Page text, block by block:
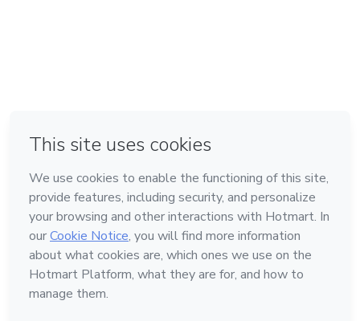
Feito com ❤ na Cidade do México
Conheça a Hotmart
Idioma
Português